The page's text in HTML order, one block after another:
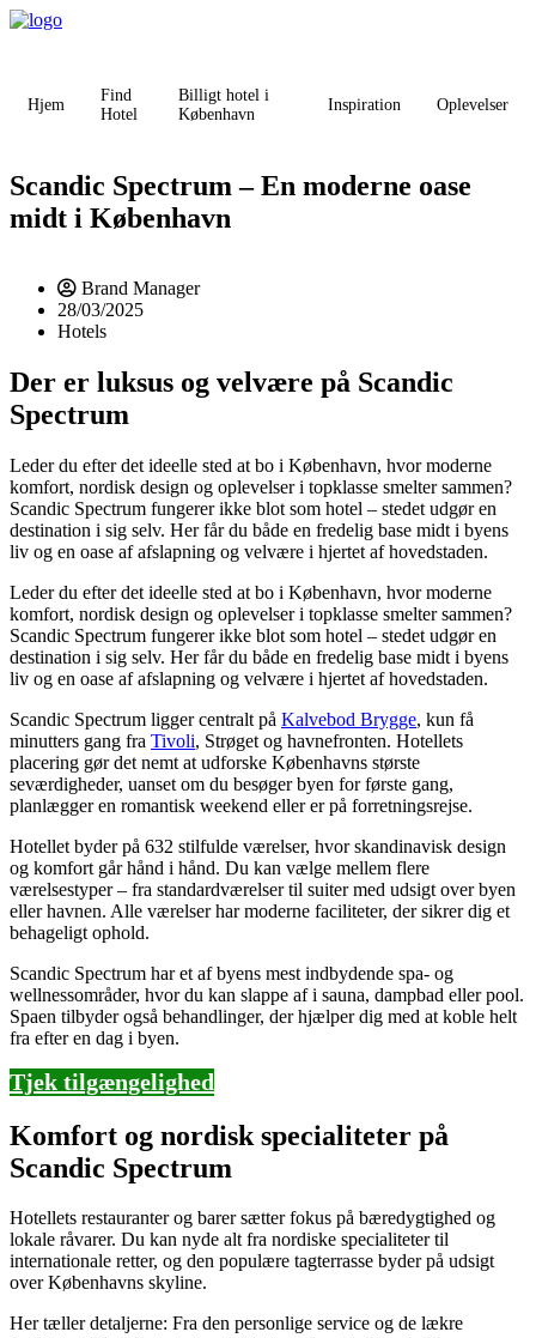
Videre
Hjem
Find
Hotel
Billigt hotel i
København
Inspiration Oplevelser
Scandic Spectrum – En moderne oase
midt i København
Brand Manager
28/03/2025
Hotels
Der er luksus og velvære på Scandic
Spectrum
Leder du efter det ideelle sted at bo i København, hvor moderne
komfort, nordisk design og oplevelser i topklasse smelter sammen?
Scandic Spectrum fungerer ikke blot som hotel – stedet udgør en
destination i sig selv. Her får du både en fredelig base midt i byens
liv og en oase af afslapning og velvære i hjertet af hovedstaden.
Leder du efter det ideelle sted at bo i København, hvor moderne
komfort, nordisk design og oplevelser i topklasse smelter sammen?
Scandic Spectrum fungerer ikke blot som hotel – stedet udgør en
destination i sig selv. Her får du både en fredelig base midt i byens
liv og en oase af afslapning og velvære i hjertet af hovedstaden.
Scandic Spectrum ligger centralt på Kalvebod Brygge, kun få
minutters gang fra Tivoli, Strøget og havnefronten. Hotellets
placering gør det nemt at udforske Københavns største
seværdigheder, uanset om du besøger byen for første gang,
planlægger en romantisk weekend eller er på forretningsrejse.
Hotellet byder på 632 stilfulde værelser, hvor skandinavisk design
og komfort går hånd i hånd. Du kan vælge mellem flere
værelsestyper – fra standardværelser til suiter med udsigt over byen
eller havnen. Alle værelser har moderne faciliteter, der sikrer dig et
behageligt ophold.
Scandic Spectrum har et af byens mest indbydende spa- og
wellnessområder, hvor du kan slappe af i sauna, dampbad eller pool.
Spaen tilbyder også behandlinger, der hjælper dig med at koble helt
fra efter en dag i byen.
Tjek tilgængelighed
Komfort og nordisk specialiteter på
Scandic Spectrum
Hotellets restauranter og barer sætter fokus på bæredygtighed og
lokale råvarer. Du kan nyde alt fra nordiske specialiteter til
internationale retter, og den populære tagterrasse byder på udsigt
over Københavns skyline.
Her tæller detaljerne: Fra den personlige service og de lækre